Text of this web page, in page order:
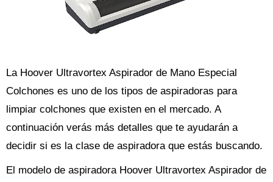
La Hoover Ultravortex Aspirador de Mano Especial
Colchones es uno de los tipos de aspiradoras para
limpiar colchones que existen en el mercado. A
continuación verás más detalles que te ayudarán a
decidir si es la clase de aspiradora que estás buscando.
El modelo de aspiradora Hoover Ultravortex Aspirador de